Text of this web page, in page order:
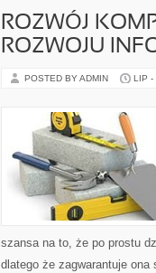
ROZWÓJ
ROZWOJU
POSTED BY ADMIN LIP -
szansa na to, że po prostu
dlatego że zagwarantuje